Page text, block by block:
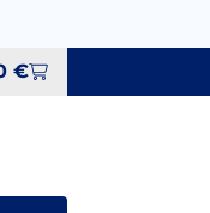
€